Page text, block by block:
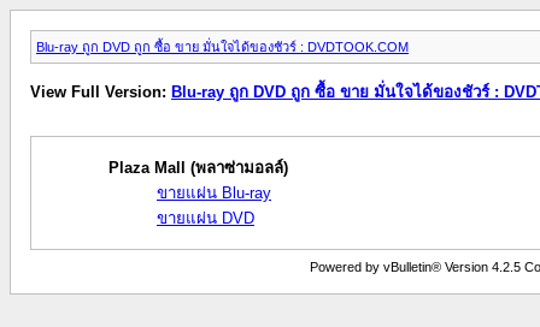
Blu-ray ถูก DVD ถูก ซื้อ ขาย มั่นใจได้ของชัวร์ : DVDTOOK.COM
View Full Version: Blu-ray ถูก DVD ถูก ซื้อ ขาย มั่นใจได้ของชัวร์ :
Plaza Mall (พลาซ่ามอลล์)
ขายแผ่น Blu-ray
ขายแผ่น DVD
Powered by vBulletin® Version 4.2.5